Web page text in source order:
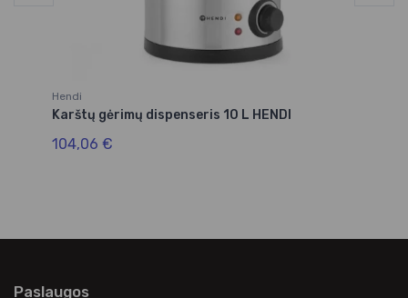
Hendi
Karštų gėrimų dispenseris 10 L HENDI
104,06 €
Paslaugos